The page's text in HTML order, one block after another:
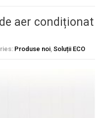
aer condiționat
Produse noi, Soluții ECO